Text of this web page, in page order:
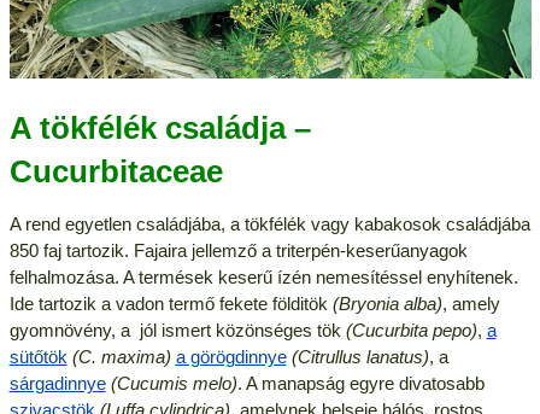
A tökfélék családja –
Cucurbitaceae
A rend egyetlen családjába, a tökfélék vagy kabakosok családjába
850 faj tartozik. Fajaira jellemző a triterpén-keserűanyagok
felhalmozása. A termések keserű ízén nemesítéssel enyhítenek.
Ide tartozik a vadon termő fekete földitök (Bryonia alba), amely
gyomnövény, a jól ismert közönséges tök (Cucurbita pepo), a
sütőtök (C. maxima) a görögdinnye (Citrullus lanatus), a
sárgadinnye (Cucumis melo). A manapság egyre divatosabb
szivacstök (Luffa cylindrica), amelynek belseje hálós, rostos